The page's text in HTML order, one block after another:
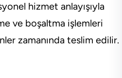
hizmet anlayışıyla
ve boşaltma işlemleri
zamanında teslim edilir.